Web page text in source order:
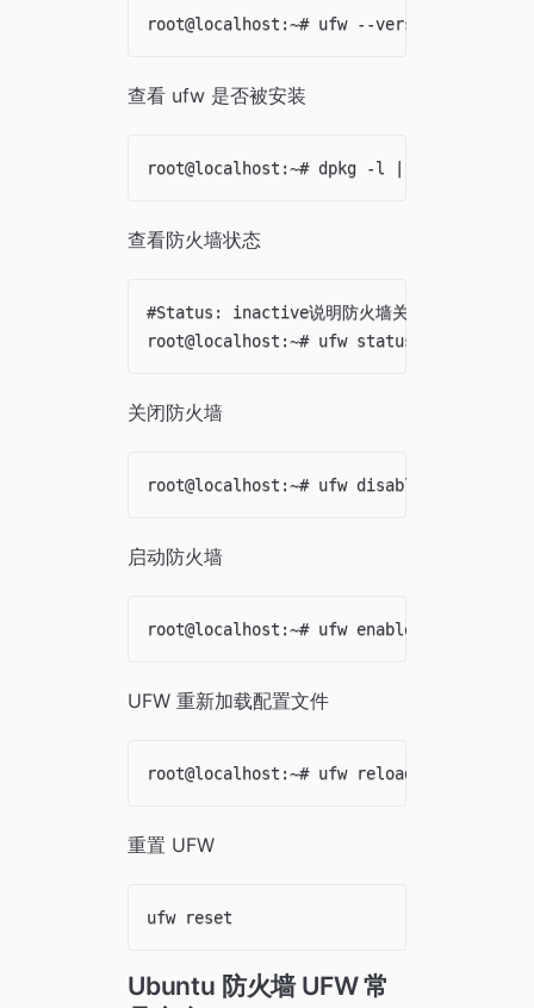
查看 ufw 是否被安装
查看防火墙状态
#Status: inactive说明防火墙关闭
关闭防火墙
启动防火墙
UFW 重新加载配置文件
重置 UFW
Ubuntu 防火墙 UFW 常